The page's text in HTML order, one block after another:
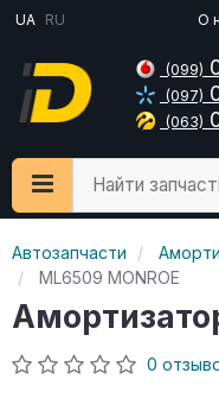
UA RU О
(099)
(097)
(063)
Найти
Автозапчасти
ML6509 MONROE
0